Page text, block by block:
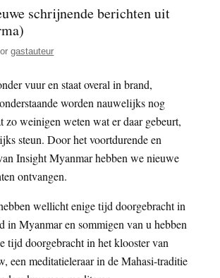
schrijnende berichten uit
gastauteur
vuur en staat overal in brand,
worden nauwelijks nog
zo weinigen weten wat er daar gebeurt,
steun. Door het voortdurende en
Insight Myanmar hebben we nieuwe
ontvangen.
wellicht enige tijd doorgebracht in
in Myanmar en sommigen van u hebben
tijd doorgebracht in het klooster van
een meditatieleraar in de Mahasi-traditie